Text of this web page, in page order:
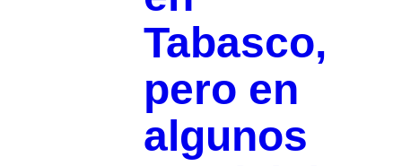
Tabasco,
pero en
algunos